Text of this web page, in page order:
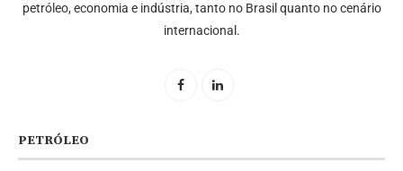
petróleo, economia e indústria, tanto no Brasil quanto no cenário
internacional.
PETRÓLEO